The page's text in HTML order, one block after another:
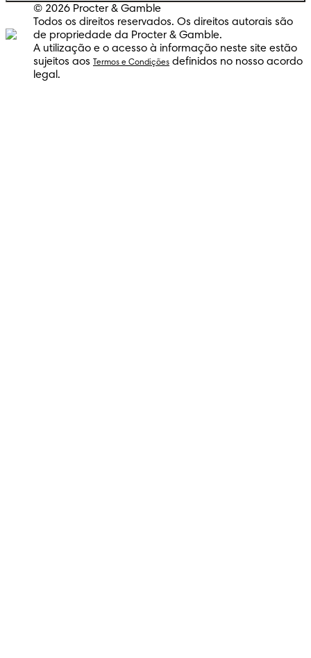
© 2026 Procter & Gamble
Todos os direitos reservados. Os direitos autorais são
de propriedade da Procter & Gamble.
A utilização e o acesso à informação neste site estão
sujeitos aos
Termos e Condições definidos no nosso acordo
legal.